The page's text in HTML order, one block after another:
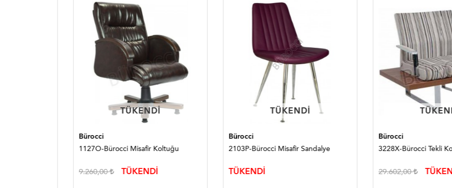
TÜKENDI
TÜKENDI
Bürocci
1127O-Bürocci Misafir Koltuğu
9.260,00 TÜKENDİ
TÜKENDI
TÜKENDI
Bürocci
2103P-Bürocci Misafir Sandalye
TÜKENDİ
TÜKENDI
TÜKENDI
Bürocci
3228X-Bürocci Tekli Koltuk
29.602,00 TÜKENDİ